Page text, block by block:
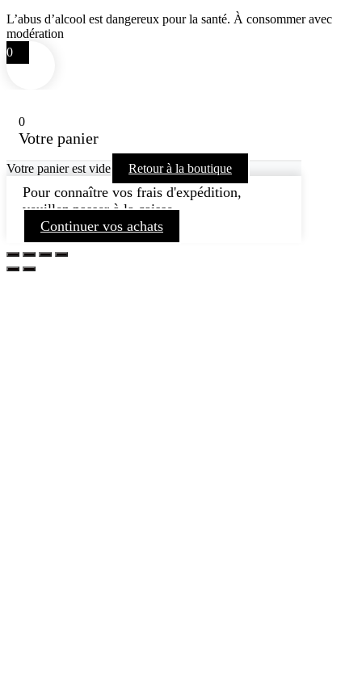
L’abus d’alcool est dangereux pour la santé. À consommer avec
modération
0
0
Votre panier
Votre panier est vide Retour à la boutique
Pour connaître vos frais d'expédition,
veuillez passer à la caisse.
Continuer vos achats